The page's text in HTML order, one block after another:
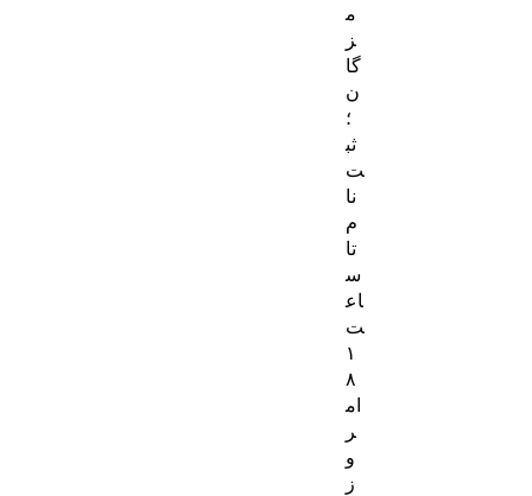
م
ز
گا
ن
؛
ثب
ت‌
نا
م
تا
س
اع
ت
۱
۸
ام
ر
و
ز